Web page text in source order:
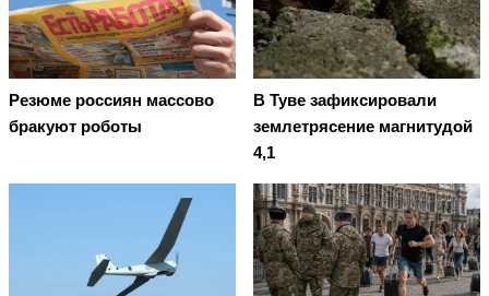
Резюме россиян массово
бракуют роботы
В Туве зафиксировали
землетрясение магнитудой
4,1